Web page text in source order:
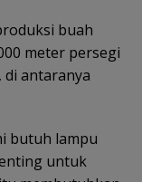
buah
meter persegi
antaranya
butuh lampu
untuk